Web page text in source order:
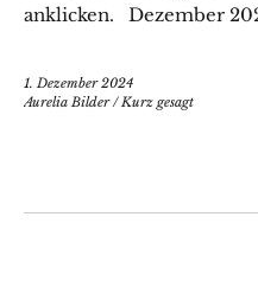
anklicken. Dezember
1. Dezember 2024
Aurelia Bilder/ Kurz gesagt